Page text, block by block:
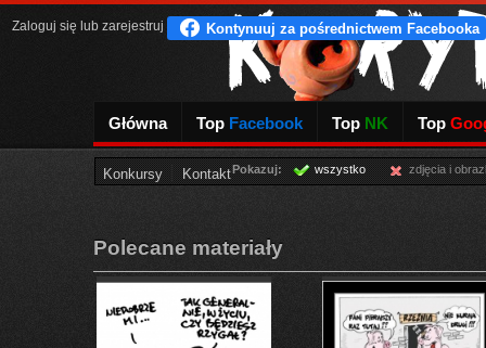
Główna Top Facebook Top NK Top
Konkursy Kontakt
Zaloguj się lub zarejestruj
Pokazuj: wszystko zdjęcia i
Polecane materiały